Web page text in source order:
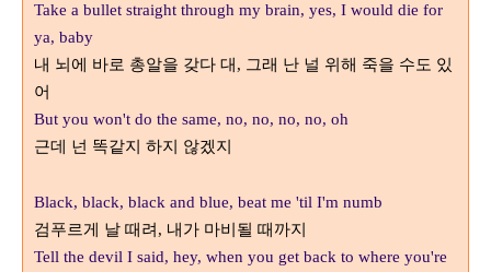
Take a bullet straight through my brain, yes, I would die for
ya, baby
내 뇌에 바로 총알을 갖다 대, 그래 난 널 위해 죽을 수도 있
어
But you won't do the same, no, no, no, no, oh
근데 넌 똑같지 하지 않겠지
Black, black, black and blue, beat me 'til I'm numb
검푸르게 날 때려, 내가 마비될 때까지
Tell the devil I said, hey, when you get back to where you're